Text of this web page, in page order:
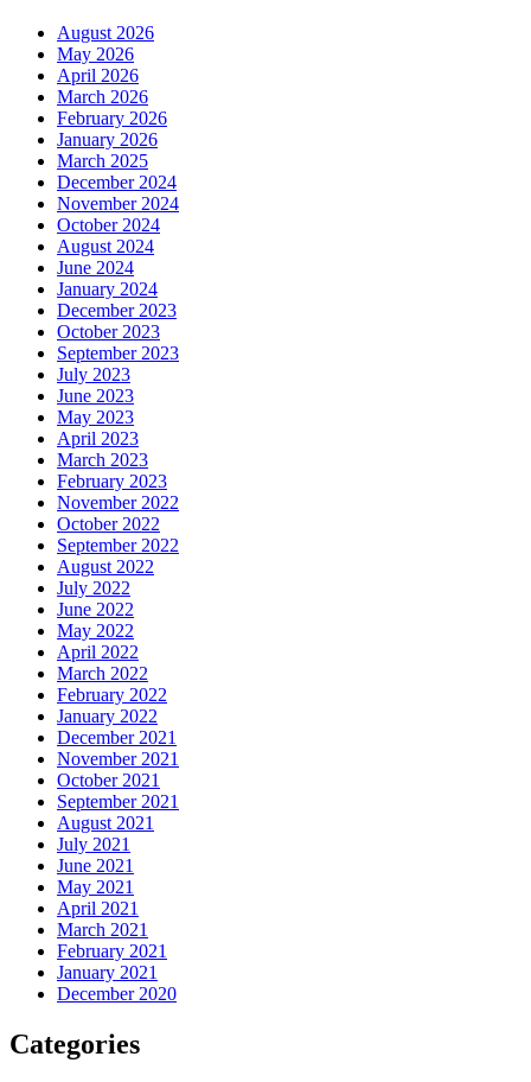
August 2026
May 2026
April 2026
March 2026
February 2026
January 2026
March 2025
December 2024
November 2024
October 2024
August 2024
June 2024
January 2024
December 2023
October 2023
September 2023
July 2023
June 2023
May 2023
April 2023
March 2023
February 2023
November 2022
October 2022
September 2022
August 2022
July 2022
June 2022
May 2022
April 2022
March 2022
February 2022
January 2022
December 2021
November 2021
October 2021
September 2021
August 2021
July 2021
June 2021
May 2021
April 2021
March 2021
February 2021
January 2021
December 2020
Categories